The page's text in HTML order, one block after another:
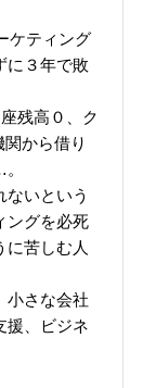
ケティング
に３年で敗
残高０、ク
から借り
いという
ングを必死
に苦しむ人
小さな会社
援、ビジネ